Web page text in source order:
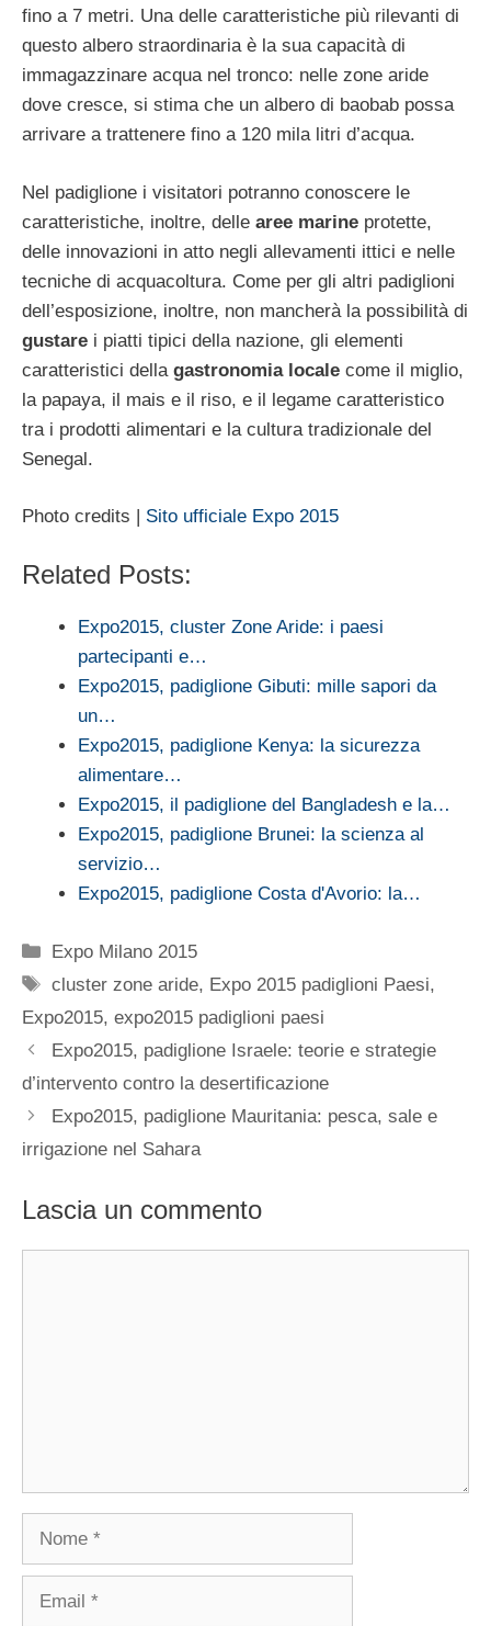
fino a 7 metri. Una delle caratteristiche più rilevanti di
questo albero straordinaria è la sua capacità di
immagazzinare acqua nel tronco: nelle zone aride
dove cresce, si stima che un albero di baobab possa
arrivare a trattenere fino a 120 mila litri d’acqua.
Nel padiglione i visitatori potranno conoscere le
caratteristiche, inoltre, delle aree marine protette,
delle innovazioni in atto negli allevamenti ittici e nelle
tecniche di acquacoltura. Come per gli altri padiglioni
dell’esposizione, inoltre, non mancherà la possibilità di
gustare i piatti tipici della nazione, gli elementi
caratteristici della gastronomia locale come il miglio,
la papaya, il mais e il riso, e il legame caratteristico
tra i prodotti alimentari e la cultura tradizionale del
Senegal.
Photo credits | Sito ufficiale Expo 2015
Related Posts:
Expo2015, cluster Zone Aride: i paesi
partecipanti e…
Expo2015, padiglione Gibuti: mille sapori da
un…
Expo2015, padiglione Kenya: la sicurezza
alimentare…
Expo2015, il padiglione del Bangladesh e la…
Expo2015, padiglione Brunei: la scienza al
servizio…
Expo2015, padiglione Costa d'Avorio: la…
Categorie
Expo Milano 2015
Tag
cluster zone aride, Expo 2015 padiglioni Paesi,
Expo2015, expo2015 padiglioni paesi
Expo2015, padiglione Israele: teorie e strategie
d’intervento contro la desertificazione
Expo2015, padiglione Mauritania: pesca, sale e
irrigazione nel Sahara
Lascia un commento